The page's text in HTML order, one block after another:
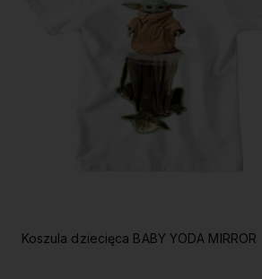
Koszula dziecięca BABY YODA MIRROR